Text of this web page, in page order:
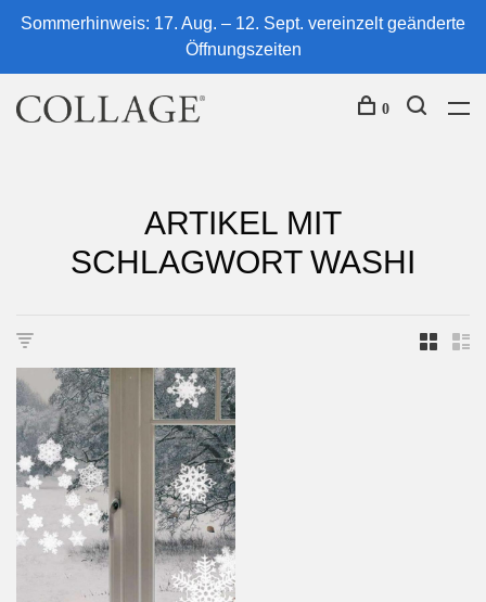
Sommerhinweis: 17. Aug. – 12. Sept. vereinzelt geänderte
Öffnungszeiten
0
ARTIKEL MIT
SCHLAGWORT WASHI